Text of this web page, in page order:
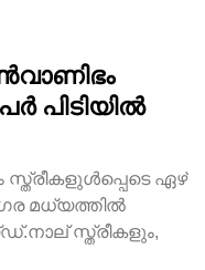
പിടിയിൽ
ഏഴ്
മധ്യത്തിൽ
സ്ത്രീകളും,